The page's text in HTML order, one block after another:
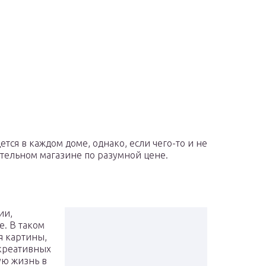
в каждом доме, однако, если чего-то и не
магазине по разумной цене.
В таком
картины,
жизнь в